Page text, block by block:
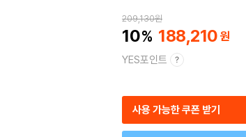
209,130원
10 188,210
YES포인트
사용 가능한 쿠폰 받기